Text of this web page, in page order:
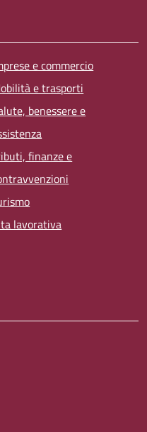
e commercio
e trasporti
benessere e
finanze e
lavorativa